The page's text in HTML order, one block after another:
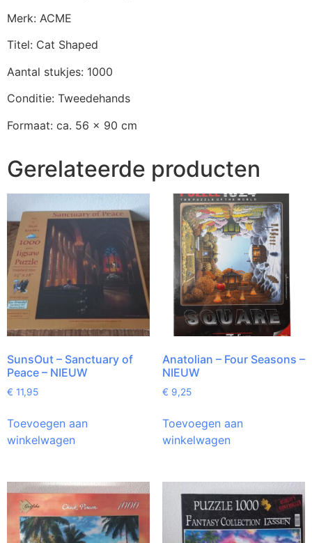
Merk: ACME
Titel: Cat Shaped
Aantal stukjes: 1000
Conditie: Tweedehands
Formaat: ca. 56 x 90 cm
Gerelateerde producten
SunsOut – Sanctuary of
Peace – NIEUW
€ 11,95
Toevoegen aan
winkelwagen
Anatolian – Four Seasons –
NIEUW
€ 9,25
Toevoegen aan
winkelwagen